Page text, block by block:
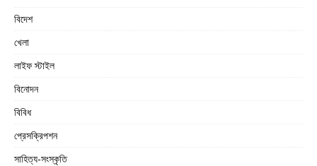
বিদেশ
খেলা
লাইফ স্টাইল
বিনোদন
বিবিধ
প্রেসক্রিপশন
সাহিত্য-সংস্কৃতি